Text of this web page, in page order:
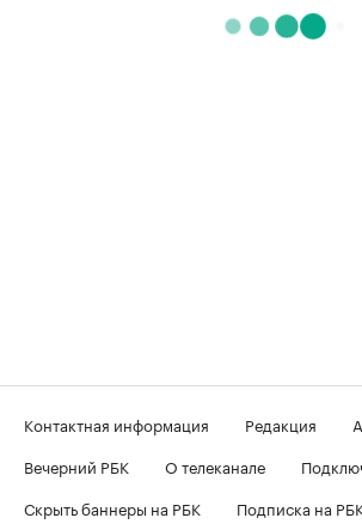
Контактная информация Редакция
Вечерний РБК
О телеканале
Скрыть баннеры на РБК
Подписка на